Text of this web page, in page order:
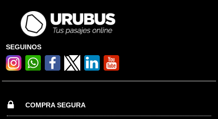
SEGUINOS
COMPRA SEGURA